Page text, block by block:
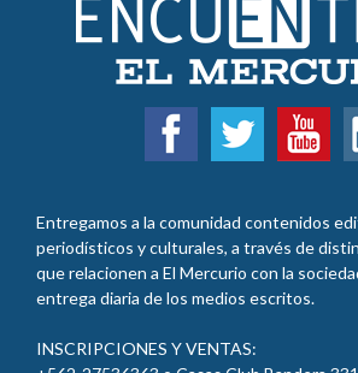
Entregamos a la comunidad contenidos
periodísticos y culturales, a través de
que relacionen a El Mercurio con la
entrega diaria de los medios escritos.
INSCRIPCIONES Y VENTAS: